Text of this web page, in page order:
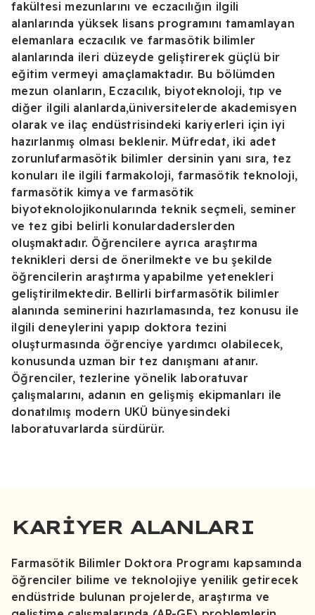
fakültesi mezunlarını ve eczacılığın ilgili
alanlarında yüksek lisans programını tamamlayan
elemanlara eczacılık ve farmasötik bilimler
alanlarında ileri düzeyde geliştirerek güçlü bir
eğitim vermeyi amaçlamaktadır. Bu bölümden
mezun olanların, Eczacılık, biyoteknoloji, tıp ve
diğer ilgili alanlarda,üniversitelerde akademisyen
olarak ve ilaç endüstrisindeki kariyerleri için iyi
hazırlanmış olması beklenir. Müfredat, iki adet
zorunlufarmasötik bilimler dersinin yanı sıra, tez
konuları ile ilgili farmakoloji, farmasötik teknoloji,
farmasötik kimya ve farmasötik
biyoteknolojikonularında teknik seçmeli, seminer
ve tez gibi belirli konulardaderslerden
oluşmaktadır. Öğrencilere ayrıca araştırma
teknikleri dersi de önerilmekte ve bu şekilde
öğrencilerin araştırma yapabilme yetenekleri
geliştirilmektedir. Bellirli birfarmasötik bilimler
alanında seminerini hazırlamasında, tez konusu ile
ilgili deneylerini yapıp doktora tezini
oluşturmasında öğrenciye yardımcı olabilecek,
konusunda uzman bir tez danışmanı atanır.
Öğrenciler, tezlerine yönelik laboratuvar
çalışmalarını, adanın en gelişmiş ekipmanları ile
donatılmış modern UKÜ bünyesindeki
laboratuvarlarda sürdürür.
KARIYER ALANLARI
Farmasötik Bilimler Doktora Programı kapsamında
öğrenciler bilime ve teknolojiye yenilik getirecek
endüstride bulunan projelerde, araştırma ve